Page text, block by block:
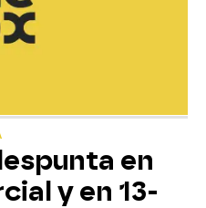
en
y en 13-